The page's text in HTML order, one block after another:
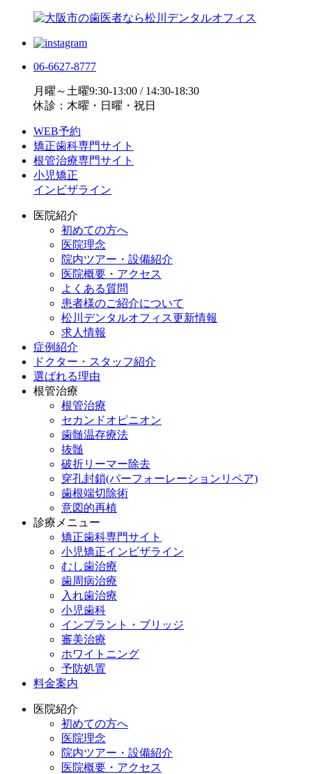
06-6627-8777
月曜～土曜9:30-13:00 / 14:30-18:30
休診：木曜・日曜・祝日
WEB予約
矯正歯科専門サイト
根管治療専門サイト
小児矯正
インビザライン
医院紹介
初めての方へ
医院理念
院内ツアー・設備紹介
医院概要・アクセス
よくある質問
患者様のご紹介について
松川デンタルオフィス更新情報
求人情報
症例紹介
ドクター・スタッフ紹介
選ばれる理由
根管治療
根管治療
セカンドオピニオン
歯髄温存療法
抜髄
破折リーマー除去
穿孔封鎖(パーフォーレーションリペア)
歯根端切除術
意図的再植
診療メニュー
矯正歯科専門サイト
小児矯正インビザライン
むし歯治療
歯周病治療
入れ歯治療
小児歯科
インプラント・ブリッジ
審美治療
ホワイトニング
予防処置
料金案内
医院紹介
初めての方へ
医院理念
院内ツアー・設備紹介
医院概要・アクセス